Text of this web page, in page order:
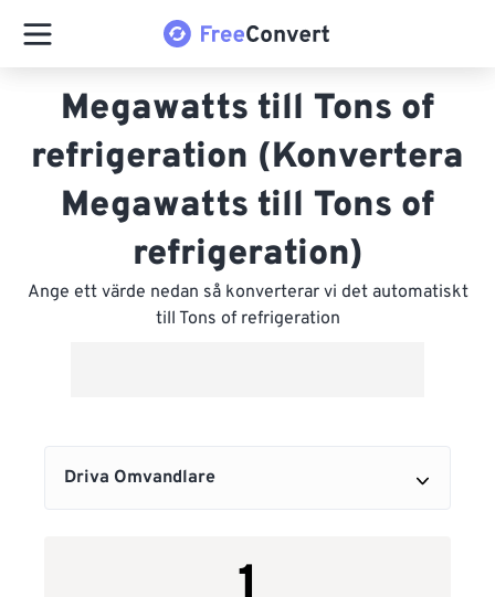
Megawatts till Tons of
refrigeration (Konvertera
Megawatts till Tons of
refrigeration)
Ange ett värde nedan så konverterar vi det automatiskt
till Tons of refrigeration